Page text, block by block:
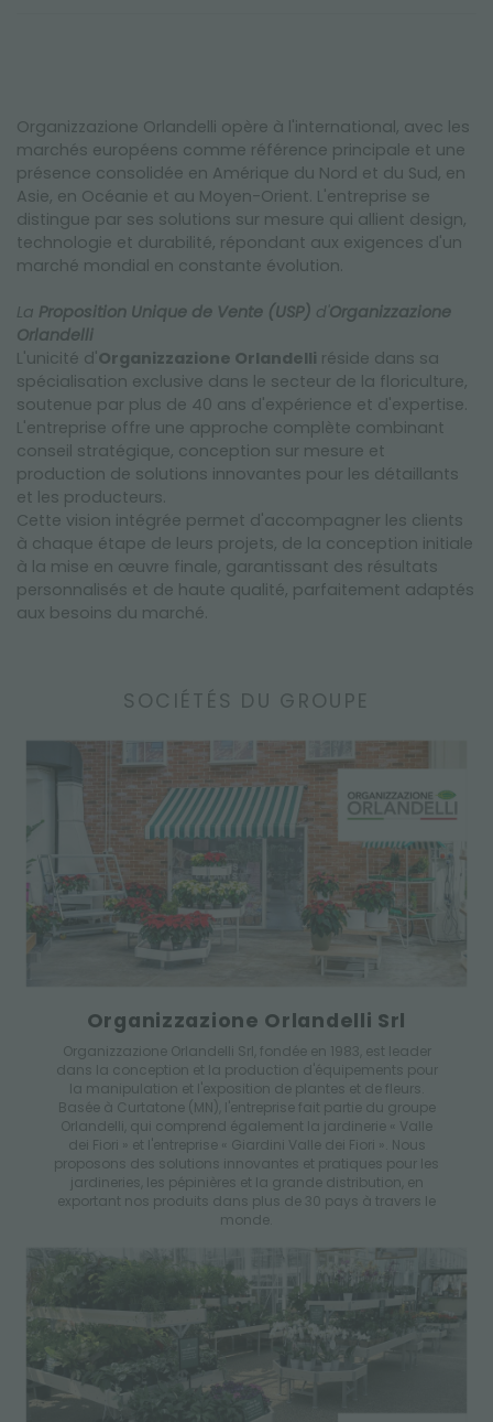
Organizzazione Orlandelli opère à l'international, avec les
marchés européens comme référence principale et une
présence consolidée en Amérique du Nord et du Sud, en
Asie, en Océanie et au Moyen-Orient. L'entreprise se
distingue par ses solutions sur mesure qui allient design,
technologie et durabilité, répondant aux exigences d'un
marché mondial en constante évolution.
La Proposition Unique de Vente (USP) d' Organizzazione
Orlandelli
L'unicité d'Organizzazione Orlandelli réside dans sa
spécialisation exclusive dans le secteur de la floriculture,
soutenue par plus de 40 ans d'expérience et d'expertise.
L'entreprise offre une approche complète combinant
conseil stratégique, conception sur mesure et
production de solutions innovantes pour les détaillants
et les producteurs.
Cette vision intégrée permet d'accompagner les clients
à chaque étape de leurs projets, de la conception initiale
à la mise en œuvre finale, garantissant des résultats
personnalisés et de haute qualité, parfaitement adaptés
aux besoins du marché.
SOCIÉTÉS DU GROUPE
Organizzazione Orlandelli Srl
Organizzazione Orlandelli Srl, fondée en 1983, est leader
dans la conception et la production d'équipements pour
la manipulation et l'exposition de plantes et de fleurs.
Basée à Curtatone (MN), l'entreprise fait partie du groupe
Orlandelli, qui comprend également la jardinerie « Valle
dei Fiori » et l'entreprise « Giardini Valle dei Fiori ». Nous
proposons des solutions innovantes et pratiques pour les
jardineries, les pépinières et la grande distribution, en
exportant nos produits dans plus de 30 pays à travers le
monde.